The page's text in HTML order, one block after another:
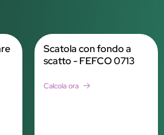
Scatola con fondo a
scatto - FEFCO 0713
Calcola ora